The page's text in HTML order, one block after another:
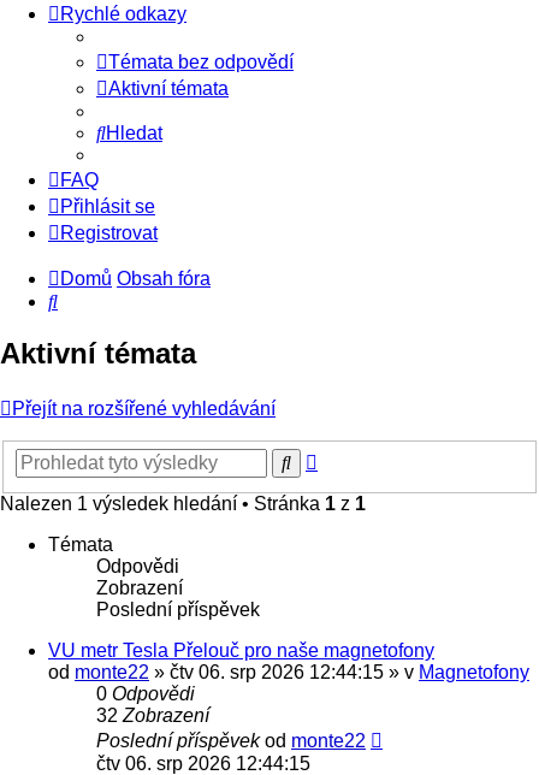
Rychlé odkazy
Témata bez odpovědí
Aktivní témata
Hledat
FAQ
Přihlásit se
Registrovat
Domů Obsah fóra
Hledat
Aktivní témata
Přejít na rozšířené vyhledávání
Hledat
Nalezen 1 výsledek hledání • Stránka 1 z 1
Témata
Odpovědi
Zobrazení
Poslední příspěvek
VU metr Tesla Přelouč pro naše magnetofony
od monte22 » čtv 06. srp 2026 12:44:15 » v Magnetofony
0 Odpovědi
32 Zobrazení
Poslední příspěvekod monte22
čtv 06. srp 2026 12:44:15